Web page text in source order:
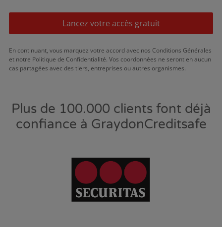
Lancez votre accès gratuit
En continuant, vous marquez votre accord avec nos Conditions Générales
et notre Politique de Confidentialité. Vos coordonnées ne seront en aucun
cas partagées avec des tiers, entreprises ou autres organismes.
Plus de 100.000 clients font déjà
confiance à GraydonCreditsafe